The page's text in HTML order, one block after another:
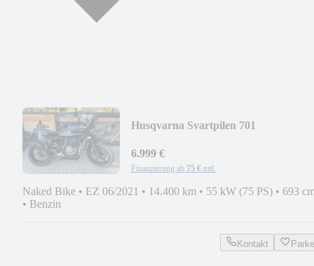
Husqvarna Svartpilen 701
6.999 €
Finanzierung ab 75 € mtl.
Naked Bike • EZ 06/2021 • 14.400 km • 55 kW (75 PS) • 693
• Benzin
Kontakt